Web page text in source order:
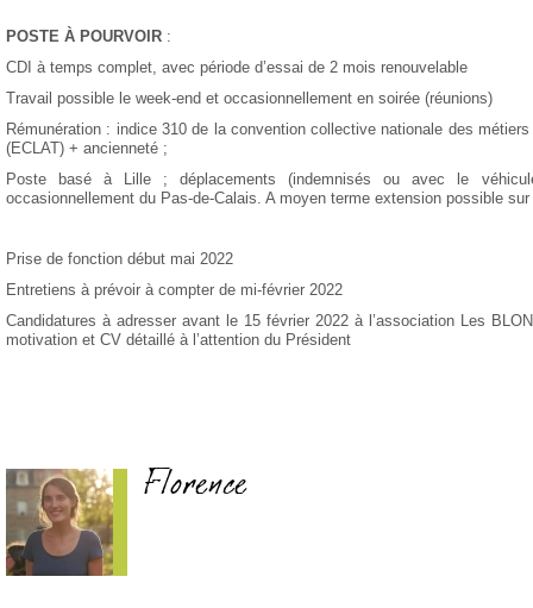
POSTE À POURVOIR :
CDI à temps complet, avec période d’essai de 2 mois renouvelable
Travail possible le week-end et occasionnellement en soirée (réunions)
Rémunération : indice 310 de la convention collective nationale des
(ECLAT) + ancienneté ;
Poste basé à Lille ; déplacements (indemnisés ou avec le
occasionnellement du Pas-de-Calais. A moyen terme extension possible
Prise de fonction début mai 2022
Entretiens à prévoir à compter de mi-février 2022
Candidatures à adresser avant le 15 février 2022 à l’association Les
motivation et CV détaillé à l’attention du Président
Florence